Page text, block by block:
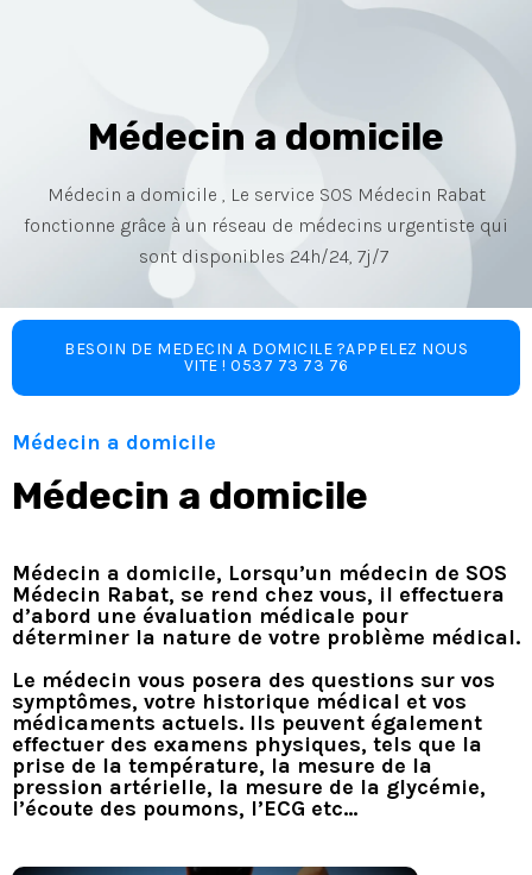
Médecin a domicile
Médecin a domicile , Le service SOS Médecin Rabat
fonctionne grâce à un réseau de médecins urgentiste qui
sont disponibles 24h/24, 7j/7
BESOIN DE MEDECIN A DOMICILE ?APPELEZ NOUS
VITE ! 0537 73 73 76
Médecin a domicile
Médecin a domicile
Médecin a domicile, Lorsqu’un médecin de SOS
Médecin Rabat, se rend chez vous, il effectuera
d’abord une évaluation médicale pour
déterminer la nature de votre problème médical.
Le médecin vous posera des questions sur vos
symptômes, votre historique médical et vos
médicaments actuels. Ils peuvent également
effectuer des examens physiques, tels que la
prise de la température, la mesure de la
pression artérielle, la mesure de la glycémie,
l’écoute des poumons, l’ECG etc…